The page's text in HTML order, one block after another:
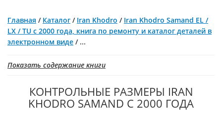
Главная / Каталог / Iran Khodro / Iran Khodro Samand EL /
LX / TU с 2000 года, книга по ремонту и каталог деталей в
электронном виде / ...
Показать содержание книги
КОНТРОЛЬНЫЕ РАЗМЕРЫ IRAN
KHODRO SAMAND С 2000 ГОДА